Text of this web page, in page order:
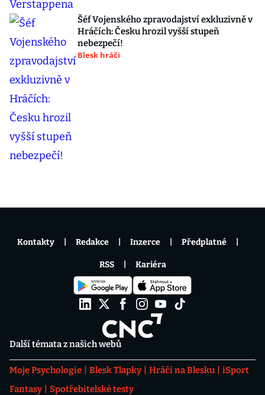
Šéf Vojenského zpravodajství exkluzivně v
Hráčích: Česku hrozil vyšší stupeň
nebezpečí!
Blesk hráči
Další témata z našich webů
Moje Psychologie Blesk Tlapky Hráči na Blesku
iSport
Fantasy
Spotřebitelské testy
Kontakty Redakce Inzerce Předplatné
RSS Kariéra